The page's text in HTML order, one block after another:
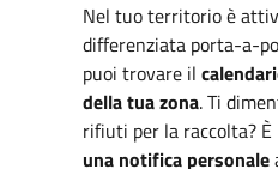
Nel tuo territorio è
differenziata porta-a-
puoi trovare il
della tua zona. Ti
rifiuti per la raccolta? È
una notifica personale